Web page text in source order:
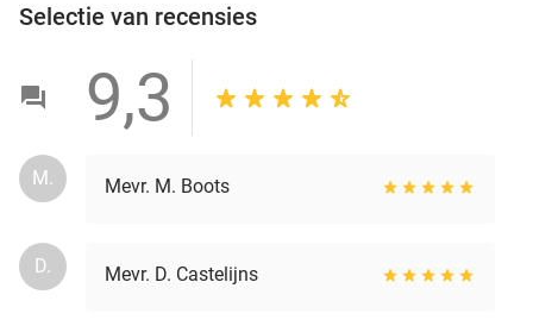
Selectie van recensies
9,3
M. Mevr. M. Boots
D. Mevr. D. Castelijns